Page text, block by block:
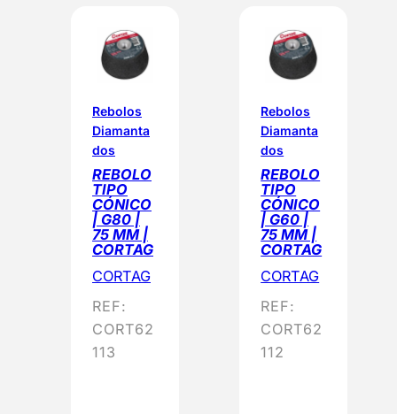
Rebolos
Diamanta
dos
REBOLO
TIPO
CÓNICO
| G80 |
75 MM |
CORTAG
CORTAG
REF:
CORT62
113
Rebolos
Diamanta
dos
REBOLO
TIPO
CÓNICO
| G60 |
75 MM |
CORTAG
CORTAG
REF:
CORT62
112